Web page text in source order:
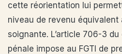
cette réorientation lui
niveau de revenu équivalent
soignante. L’article 706-3
pénale impose au FGTI de